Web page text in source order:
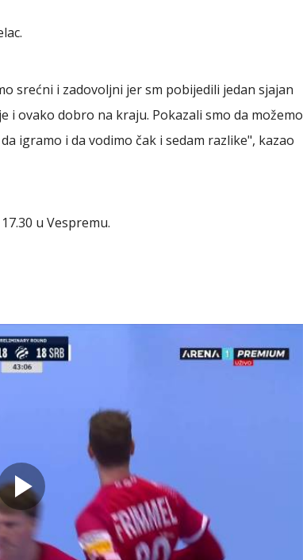
srećni i zadovoljni jer sm pobijedili jedan sjajan
i ovako dobro na kraju. Pokazali smo da možemo
igramo i da vodimo čak i sedam razlike", kazao
u Vespremu.